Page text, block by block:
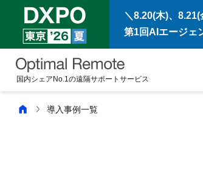
＼8.20(木)、8.21(
第1回AIエージェ
国内シェアNo.1の遠隔サポートサービス
導入事例一覧